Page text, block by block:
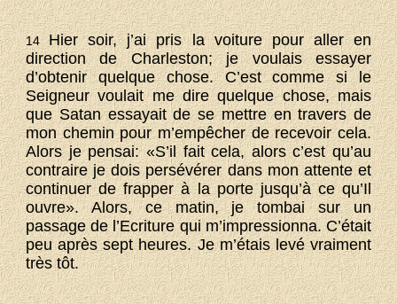
14Hier soir, j’ai pris la voiture pour aller en
direction de Charleston; je voulais essayer
d’obtenir quelque chose. C’est comme si le
Seigneur voulait me dire quelque chose, mais
que Satan essayait de se mettre en travers de
mon chemin pour m’empêcher de recevoir cela.
Alors je pensai: «S’il fait cela, alors c’est qu’au
contraire je dois persévérer dans mon attente et
continuer de frapper à la porte jusqu’à ce qu’Il
ouvre». Alors, ce matin, je tombai sur un
passage de l’Ecriture qui m’impressionna. C’était
peu après sept heures. Je m’étais levé vraiment
très tôt.